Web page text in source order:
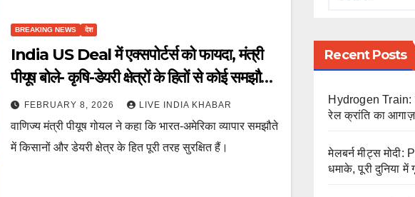
BREAKING NEWS देश
India US Deal में एक्सपोर्टर्स को फायदा, मंत्री
पीयूष बोले- कृषि-डेयरी क्षेत्रों के हितों से कोई समझौता
नहींFEBRUARY 8, 2026 LIVE INDIA KHABAR
वाणिज्य मंत्री पीयूष गोयल ने कहा कि भारत-अमेरिका व्यापार समझौते
में किसानों और डेयरी क्षेत्र के हित पूरी तरह सुरक्षित हैं।
Recent Posts
Hydrogen Train:
रेल क्रांति का आगाज़
मेलबर्न मीट्स मोदी:
धमाके, पूरी दुनिया